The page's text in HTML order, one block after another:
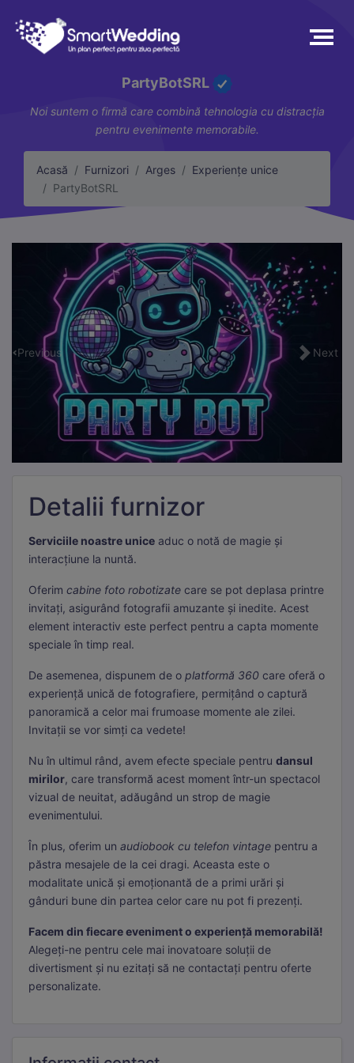
PartyBotSRL
Noi suntem o firmă care combină tehnologia cu distracția
pentru evenimente memorabile.
Acasă Furnizori Arges
Experiențe unice
PartyBotSRL
Previous Next
Detalii furnizor
Serviciile noastre unice aduc o notă de magie și
interacțiune la nuntă.
Oferim cabine foto robotizate care se pot deplasa printre
invitați, asigurând fotografii amuzante și inedite. Acest
element interactiv este perfect pentru a capta momente
speciale în timp real.
De asemenea, dispunem de o platformă 360 care oferă o
experiență unică de fotografiere, permițând o captură
panoramică a celor mai frumoase momente ale zilei.
Invitații se vor simți ca vedete!
Nu în ultimul rând, avem efecte speciale pentru dansul
mirilor, care transformă acest moment într-un spectacol
vizual de neuitat, adăugând un strop de magie
evenimentului.
În plus, oferim un audiobook cu telefon vintage pentru a
păstra mesajele de la cei dragi. Aceasta este o
modalitate unică și emoționantă de a primi urări și
gânduri bune din partea celor care nu pot fi prezenți.
Facem din fiecare eveniment o experiență memorabilă!
Alegeți-ne pentru cele mai inovatoare soluții de
divertisment și nu ezitați să ne contactați pentru oferte
personalizate.